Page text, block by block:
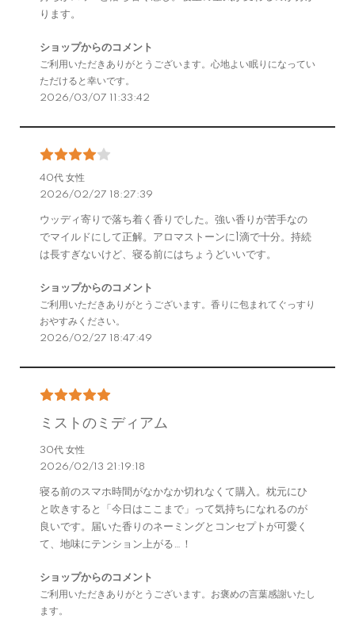
ります。
ショップからのコメント
ご利用いただきありがとうございます。心地よい眠りになってい
ただけると幸いです。
2026/03/07 11:33:42
40代 女性
2026/02/27 18:27:39
ウッディ寄りで落ち着く香りでした。強い香りが苦手なの
でマイルドにして正解。アロマストーンに1滴で十分。持続
は長すぎないけど、寝る前にはちょうどいいです。
ショップからのコメント
ご利用いただきありがとうございます。香りに包まれてぐっすり
おやすみください。
2026/02/27 18:47:49
ミストのミディアム
30代 女性
2026/02/13 21:19:18
寝る前のスマホ時間がなかなか切れなくて購入。枕元にひ
と吹きすると「今日はここまで」って気持ちになれるのが
良いです。届いた香りのネーミングとコンセプトが可愛く
て、地味にテンション上がる…！
ショップからのコメント
ご利用いただきありがとうございます。お褒めの言葉感謝いたし
ます。